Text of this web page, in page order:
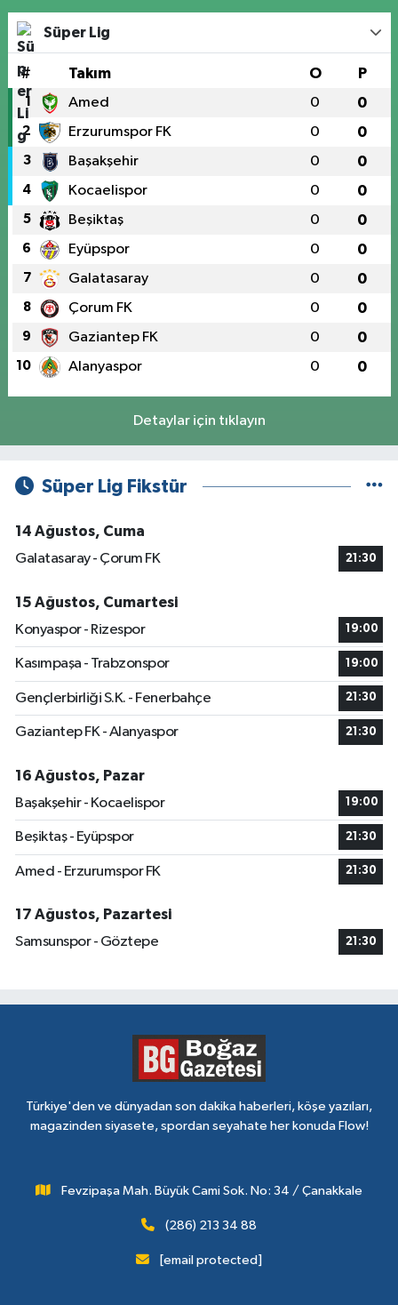
Süper Lig
# Takım O P
1 Amed 0 0
2 Erzurumspor FK 0 0
3 Başakşehir 0 0
4 Kocaelispor 0 0
5 Beşiktaş 0 0
6 Eyüpspor 0 0
7 Galatasaray 0 0
8 Çorum FK 0 0
9 Gaziantep FK 0 0
10 Alanyaspor 0 0
Detaylar için tıklayın
Süper Lig Fikstür
14 Ağustos, Cuma
Galatasaray - Çorum FK
21:30
15 Ağustos, Cumartesi
Konyaspor - Rizespor
19:00
Kasımpaşa - Trabzonspor 19:00
Gençlerbirliği S.K. - Fenerbahçe 21:30
Gaziantep FK - Alanyaspor 21:30
16 Ağustos, Pazar
Başakşehir - Kocaelispor
19:00
Beşiktaş - Eyüpspor 21:30
Amed - Erzurumspor FK 21:30
17 Ağustos, Pazartesi
Samsunspor - Göztepe
21:30
Türkiye'den ve dünyadan son dakika haberleri, köşe yazıları,
magazinden siyasete, spordan seyahate her konuda Flow!
Fevzipaşa Mah. Büyük Cami Sok. No: 34 / Çanakkale
(286) 213 34 88
[email protected]